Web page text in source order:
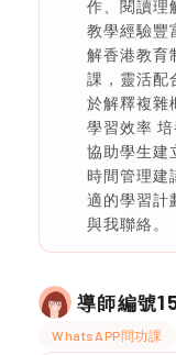
作、閱讀理
教學經驗豐
解香港教育
課，靈活配
於解釋複雜
學習效率
協助學生建
時間管理建
適的學習計
與我聯絡。
導師編號
WhatsAPP問功課